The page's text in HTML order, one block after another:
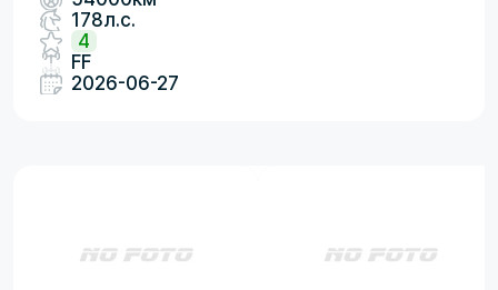
178л.с.
4
FF
2026-06-27